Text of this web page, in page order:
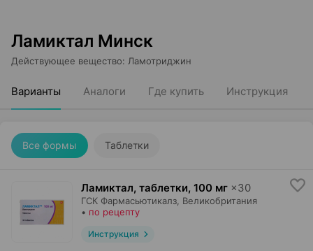
Ламиктал Минск
Действующее вещество: Ламотриджин
Варианты Аналоги Где купить Инструкция
Все формы Таблетки
Ламиктал, таблетки, 100 мг ×30
ГСК Фармасьютикалз , Великобритания
• по рецепту
Инструкция